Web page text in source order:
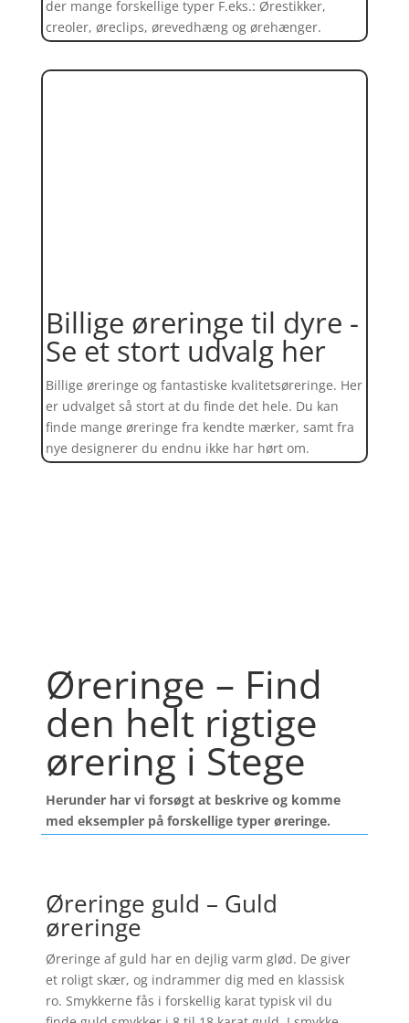
der mange forskellige typer F.eks.: Ørestikker,
creoler, øreclips, ørevedhæng og ørehænger.
Billige øreringe til dyre -
Se et stort udvalg her
Billige øreringe og fantastiske kvalitetsøreringe. Her
er udvalget så stort at du finde det hele. Du kan
finde mange øreringe fra kendte mærker, samt fra
nye designerer du endnu ikke har hørt om.
Øreringe – Find
den helt rigtige
ørering i Stege
Herunder har vi forsøgt at beskrive og komme
med eksempler på forskellige typer øreringe.
Øreringe guld – Guld
øreringe
Øreringe af guld har en dejlig varm glød. De giver
et roligt skær, og indrammer dig med en klassisk
ro. Smykkerne fås i forskellig karat typisk vil du